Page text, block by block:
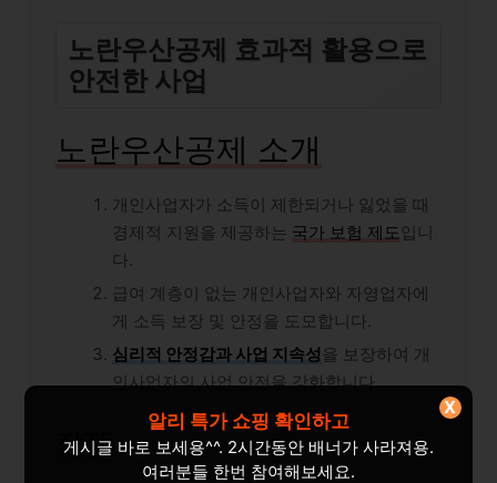
노란우산공제 효과적 활용으로
안전한 사업
노란우산공제 소개
개인사업자가 소득이 제한되거나 잃었을 때
경제적 지원을 제공하는 국가 보험 제도 입니
다.
급여 계층이 없는 개인사업자와 자영업자에
게 소득 보장 및 안정을 도모합니다.
심리적 안정감과 사업 지속성을 보장하여 개
인사업자의 사업 안전을 강화합니다.
장점
알리 특가 쇼핑 확인하고
게시글 바로 보세용^^. 2시간동안 배너가 사라져용.
여러분들 한번 참여해보세요.
X